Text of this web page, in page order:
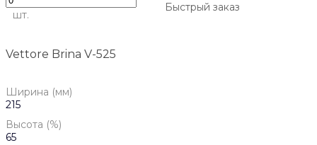
шт.
Быстрый заказ
Vettore Brina V-525
Ширина (мм)
215
Высота (%)
65